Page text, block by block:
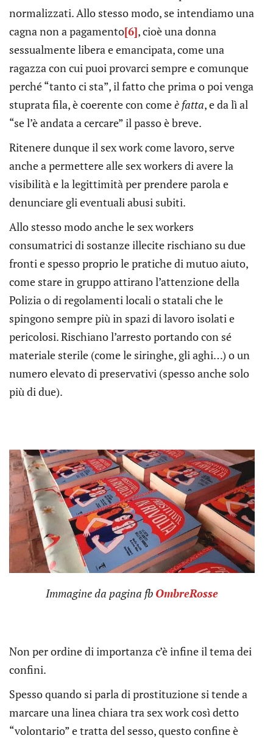
normalizzati. Allo stesso modo, se intendiamo una
cagna non a pagamento[6], cioè una donna
sessualmente libera e emancipata, come una
ragazza con cui puoi provarci sempre e comunque
perché “tanto ci sta”, il fatto che prima o poi venga
stuprata fila, è coerente con comeè fatta, e da lì al
“se l’è andata a cercare” il passo è breve.
Ritenere dunque il sex work come lavoro, serve
anche a permettere alle sex workers di avere la
visibilità e la legittimità per prendere parola e
denunciare gli eventuali abusi subiti.
Allo stesso modo anche le sex workers
consumatrici di sostanze illecite rischiano su due
fronti e spesso proprio le pratiche di mutuo aiuto,
come stare in gruppo attirano l’attenzione della
Polizia o di regolamenti locali o statali che le
spingono sempre più in spazi di lavoro isolati e
pericolosi. Rischiano l’arresto portando con sé
materiale sterile (come le siringhe, gli aghi…) o un
numero elevato di preservativi (spesso anche solo
più di due).
Immagine da pagina fb OmbreRosse
Non per ordine di importanza c’è infine il tema dei
confini.
Spesso quando si parla di prostituzione si tende a
marcare una linea chiara tra sex work così detto
“volontario” e tratta del sesso, questo confine è